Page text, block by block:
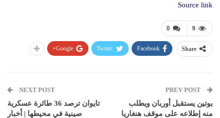
Source link
0 9
Share
Facebook
Twitter
Google+
بوتين يستقبل أوربان ويطلب
منه إطلاعه على موقف هنغاريا
NEXT POST
تايوان ترصد 36 طائرة عسكرية
صينية في محيطها | أخبار